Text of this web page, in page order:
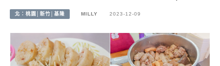
北：桃園│新竹│基隆 MILLY 2023-12-09